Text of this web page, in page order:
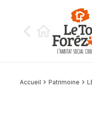
Accueil Patrimoine